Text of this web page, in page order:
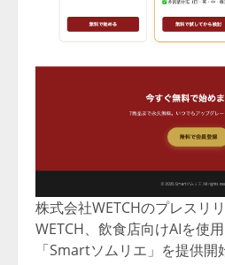
株式会社WETCHのプレスリ
WETCH、飲食店向けAIを使
「Smartソムリエ」を提供開